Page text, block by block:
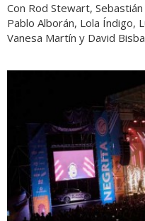
Con Rod Stewart,
Pablo Alborán, Lola Índigo,
Vanesa Martín y David